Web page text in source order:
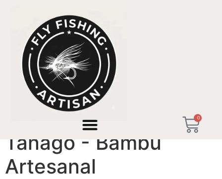
0
Cañas Tanago - Micro-Pesca de
/ Tanago - Bambú Artesanal
Tanago - Bambú
Artesanal